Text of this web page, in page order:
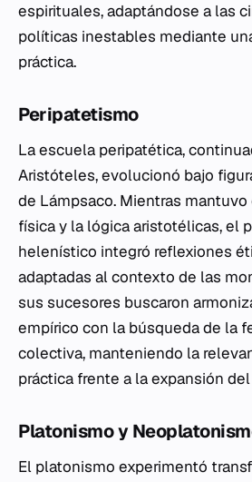
espirituales, adaptándose a las
políticas inestables mediante
práctica.
Peripatetismo
La escuela peripatética,
Aristóteles, evolucionó bajo
de Lámpsaco. Mientras
física y la lógica aristotélicas, el
helenístico integró reflexiones
adaptadas al contexto de las
sus sucesores buscaron
empírico con la búsqueda de la
colectiva, manteniendo la
práctica frente a la expansión
Platonismo y
El platonismo experimentó